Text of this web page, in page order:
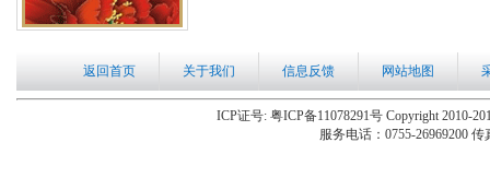
返回首页 关于我们 信息反馈 网站地图
ICP证号: 粤ICP备11078291号 Copyright 2010-
服务电话：0755-26969200 传